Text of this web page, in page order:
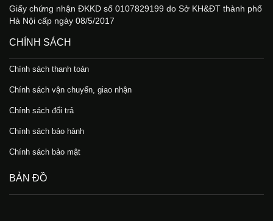
Giấy chứng nhận ĐKKD số 0107829199 do Sở KH&ĐT thành phố
Hà Nội cấp ngày 08/5/2017
CHÍNH SÁCH
Chính sách thanh toán
Chính sách vận chuyển, giao nhận
Chính sách đổi trả
Chính sách bảo hành
Chính sách bảo mật
BẢN ĐỒ